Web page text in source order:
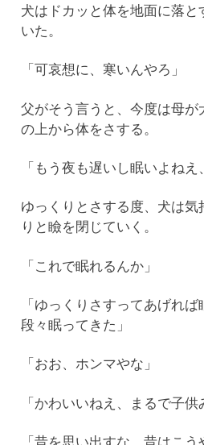
犬はドカッと体を地面に落
いた。
「可哀想に、寒いんやろ」
父がそう言うと、今度は母
の上から体をさする。
「もう夜も遅いし眠いよね
ゆっくりとさする度、犬は気
りと瞼を閉じていく。
「これで眠れるんか」
「ゆっくりさすってあげれば
段々眠ってきた」
「おお、ホンマやな」
「かわいいねえ、まるで子供
「昔を思い出すな、昔はこ